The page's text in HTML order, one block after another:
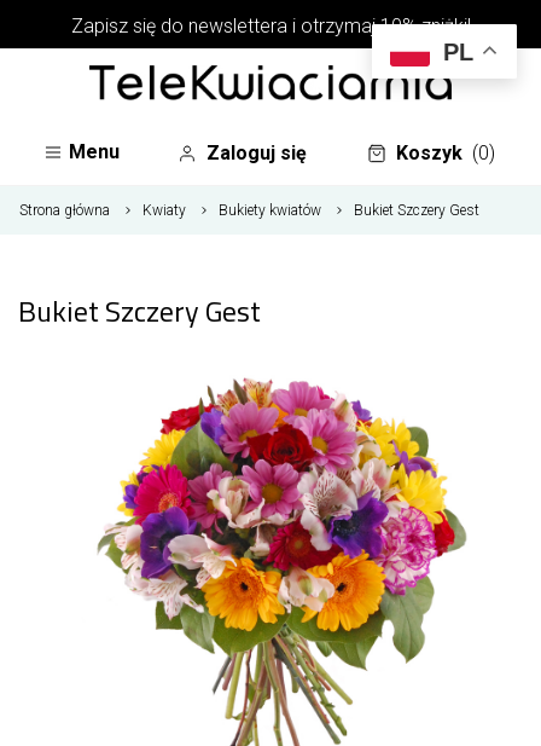
Zapisz się do newslettera i otrzymaj 10% zniżki!
Menu Zaloguj się Koszyk (0)
Strona główna Kwiaty Bukiety kwiatów Bukiet Szczery Gest
Bukiet Szczery Gest
PL